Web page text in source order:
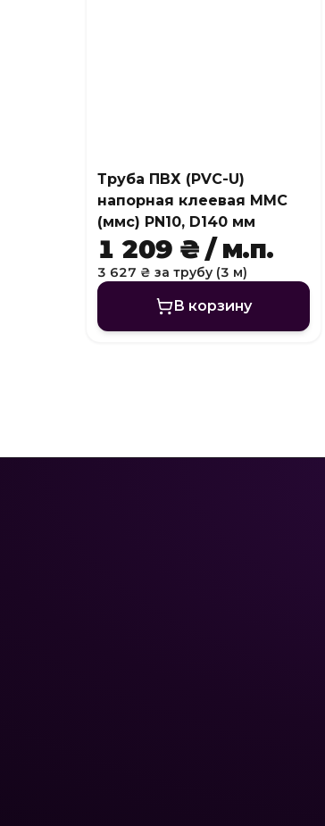
Труба ПВХ (PVC-U)
напорная клеевая MMC
(ммс) PN10, D140 мм
1 209 ₴ / м.п.
3 627 ₴ за трубу (3 м)
В корзину